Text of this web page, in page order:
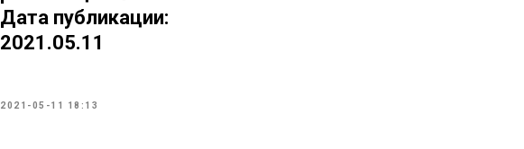
Дата публикации:
2021.05.11
2021-05-11 18:13